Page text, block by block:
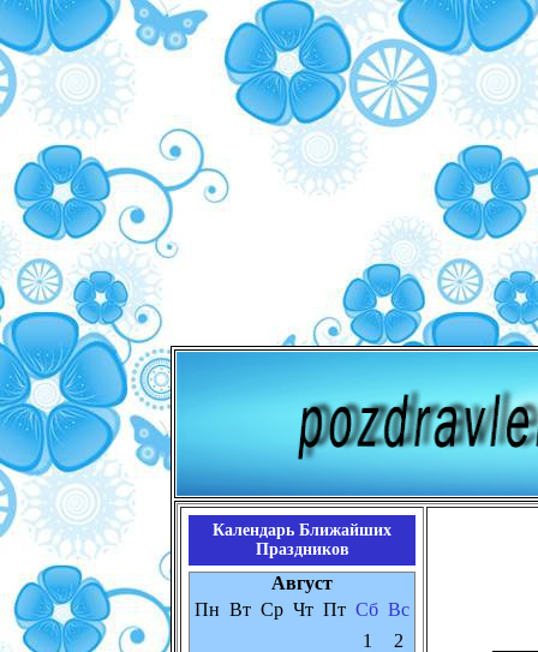
Календарь Ближайших
Праздников
Август
Пн Вт Ср Чт Пт Сб Вс
1
2